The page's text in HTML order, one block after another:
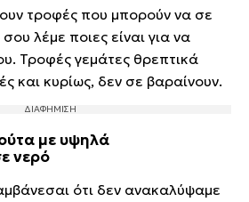
τροφές που μπορούν να σε
λέμε ποιες είναι για να
Τροφές γεμάτες θρεπτικά
και κυρίως, δεν σε βαραίνουν.
με υψηλά
νερό
ότι δεν ανακαλύψαμε